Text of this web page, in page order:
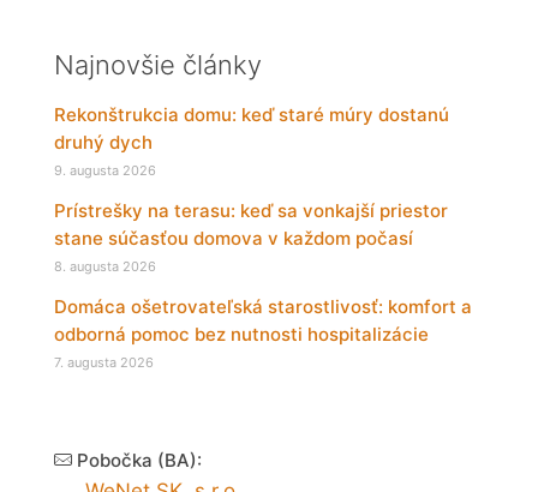
Najnovšie články
Rekonštrukcia domu: keď staré múry dostanú
druhý dych
9. augusta 2026
Prístrešky na terasu: keď sa vonkajší priestor
stane súčasťou domova v každom počasí
8. augusta 2026
Domáca ošetrovateľská starostlivosť: komfort a
odborná pomoc bez nutnosti hospitalizácie
7. augusta 2026
Pobočka (BA):